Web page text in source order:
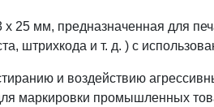
25 мм, предназначенная для
штрихкода и т. д. ) с
и воздействию
маркировки промышленных